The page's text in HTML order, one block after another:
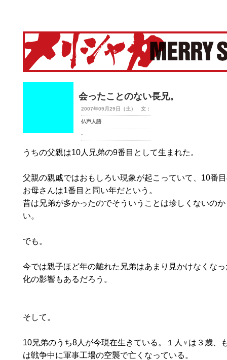
会ったことのない長兄。
2007年09月29日（土） 文：
仏声人語
-
うちの父親は10人兄弟の9番目として生まれた。
父親の親戚ではおもしろい現象が起こっていて、10番
お母さんは1番目と同い年だという。
昔は兄弟が多かったのでそういうことは珍しくないの
い。
でも。
今では親子ほど年の離れた兄弟はあまり見かけなくな
化の影響もあるだろう。
そして。
10兄弟のうち8人が今現在生きている。１人♀は３歳、
は戦争中に軍事工場の空襲で亡くなっている。